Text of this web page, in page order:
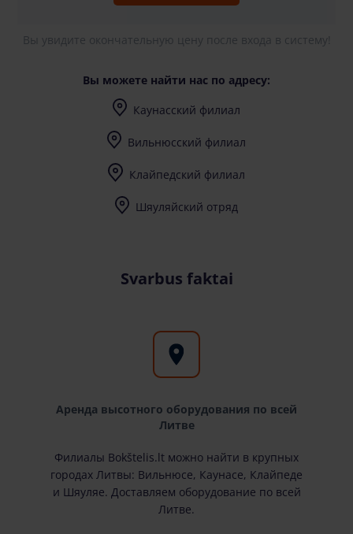
Вы увидите окончательную цену после входа в систему!
Вы можете найти нас по адресу:
Каунасский филиал
Вильнюсский филиал
Клайпедский филиал
Шяуляйский отряд
Svarbus faktai
Аренда высотного оборудования по всей
Литве
Филиалы Bokštelis.lt можно найти в крупных
городах Литвы: Вильнюсе, Каунасе, Клайпеде
и Шяуляе. Доставляем оборудование по всей
Литве.